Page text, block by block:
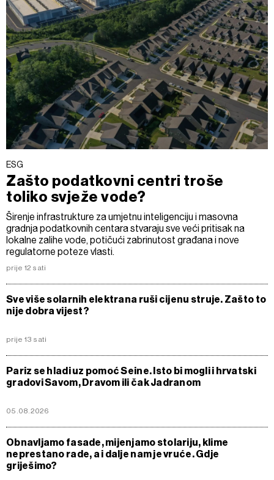
ESG
Zašto podatkovni centri troše
toliko svježe vode?
Širenje infrastrukture za umjetnu inteligenciju i masovna
gradnja podatkovnih centara stvaraju sve veći pritisak na
lokalne zalihe vode, potičući zabrinutost građana i nove
regulatorne poteze vlasti.
prije 12 sati
Sve više solarnih elektrana ruši cijenu struje. Zašto to
nije dobra vijest?
prije 13 sati
Pariz se hladi uz pomoć Seine. Isto bi mogli i hrvatski
gradovi Savom, Dravom ili čak Jadranom
05.08.2026
Obnavljamo fasade, mijenjamo stolariju, klime
neprestano rade, a i dalje nam je vruće. Gdje
griješimo?